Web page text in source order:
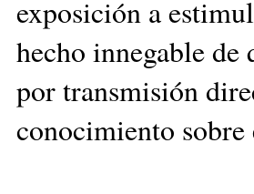
exposición a
hecho innegable
por transmisión
conocimiento sobre